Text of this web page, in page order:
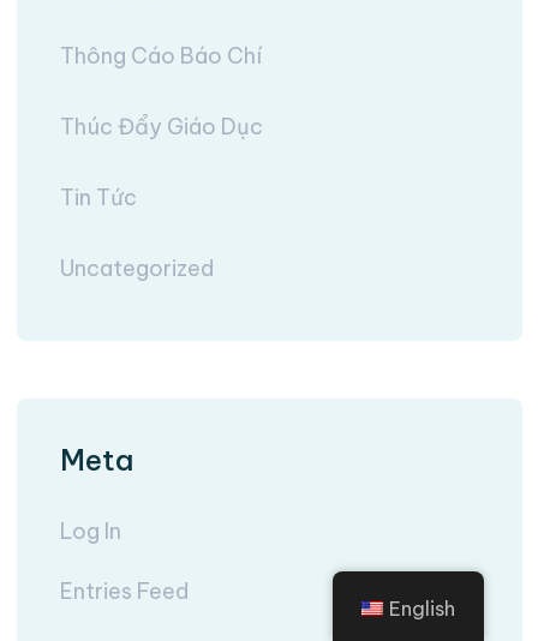
Thông Cáo Báo Chí
Thúc Đẩy Giáo Dục
Tin Tức
Uncategorized
Meta
Log In
Entries Feed
English